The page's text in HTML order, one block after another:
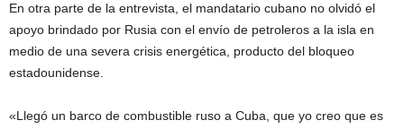
En otra parte de la entrevista, el mandatario cubano no olvidó el
apoyo brindado por Rusia con el envío de petroleros a la isla en
medio de una severa crisis energética, producto del bloqueo
estadounidense.
«Llegó un barco de combustible ruso a Cuba, que yo creo que es